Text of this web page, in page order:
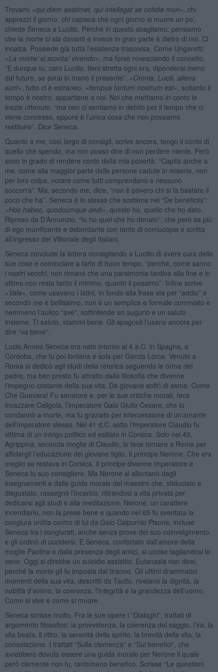
Trovami «qui diem aestimet, qui intellegat se cotidie mori» , chi
apprezzi il giorno, chi capisca che ogni giorno si muore un po’,
chiede Seneca a Lucilio. Perché in questo sbagliamo: pensiamo
che la morte ci sia davanti e invece in gran parte è dietro di noi. Ci
incalza. Possiede già tutta l’esistenza trascorsa. Come Ungaretti:
«La morte/ si sconta/ vivendo», ma forse rovesciando il concetto.
“E dunque tu, caro Lucilio, tieni stretta ogni ora, dipenderai meno
dal futuro, se avrai in mano il presente”. «Omnia, Lucili, aliena
sunt» , tutto ci è estraneo, «tempus tantum nostrum est» , soltanto il
tempo è nostro, appartiene a noi. Noi che mettiamo in conto le
inezie ottenute, “ma non ci sentiamo in debito per il tempo che ci
viene concesso, eppure è l’unica cosa che non possiamo
restituire”. Dice Seneca.
Quanto a me, così largo di consigli, scrive ancora, tengo il conto di
quello che spendo, ma non posso dire di non perdere niente. Però
sono in grado di rendere conto della mia povertà. “Capita anche a
me, come alla maggior parte delle persone cadute in miseria, non
per loro colpa, notare come tutti comprendano e nessuno
soccorra”. Ma, secondo me, dice, “non è povero chi si fa bastare il
poco che ha”. Seneca è lo stesso che sostiene nel “De beneficiis”:
«Hoc habeo, quodcumque dedi» , questo ho, quello che ho dato.
Ripreso da D’Annunzio, “Io ho quel che ho donato”, che però sa più
di ego munificente e debordante con tanto di cornucopia e scritta
all’ingresso del Vittoriale degli Italiani.
Seneca conclude la lettera consigliando a Lucilio di avere cura delle
sue cose e cominciare a farlo di buon tempo, “perché, come sanno
i nostri vecchi, non rimane che una parsimonia tardiva alla fine e in
ultimo non resta tanto il minimo, quanto il pessimo”. Infine scrive
«Vale», come usavano i latini. In fondo alla frase sta per “addio” e
secondo me è bellissimo, non è un semplice e formale commiato e
nemmeno l’aulico “ave”, sottintende un augurio e un saluto
insieme. Ti saluto, stammi bene. Gli spagnoli l’usano ancora per
dire “va bene”.
Lucio Anneo Seneca era nato intorno al 4 a.C. in Spagna, a
Cordoba, che fu poi lontana e sola per Garcia Lorca. Venuto a
Roma si dedicò agli studi della retorica seguendo le orme del
padre, ma ben presto fu attratto dalla filosofia che divenne
l’impegno costante della sua vita. Da giovane soffrì di asma. Come
Che Guevara! Fu senatore e, per le sue critiche morali, fece
incazzare Caligola, l’imperatore Gaio Giulio Cesare, che lo
condannò a morte, ma fu graziato per intercessione di un’amante
dell’imperatore stesso. Nel 41 d.C. sotto l’imperatore Claudio fu
vittima di un intrigo politico ed esiliato in Corsica. Solo nel 49,
Agrippina, seconda moglie di Claudio, lo fece tornare a Roma per
affidargli l’educazione del giovane figlio, il principe Nerone. Che era
meglio se restava in Corsica. Il principe divenne imperatore e
Seneca fu suo consigliere. Ma Nerone si allontanò dagli
insegnamenti e dalla guida morale del maestro che, sfiduciato e
disgustato, rassegnò l’incarico, ritirandosi a vita privata per
dedicarsi agli studi e alla meditazione. Nerone, un carattere
incendiario, non la prese bene e quando nel 65 fu sventata la
congiura ordita contro di lui da Gaio Calpurnio Pisone, incluse
Seneca tra i congiurati, anche senza prove del suo coinvolgimento,
e gli ordinò di uccidersi. E Seneca, confortato dall’amore della
moglie Paolina e dalla presenza degli amici, si uccise tagliandosi le
vene. Oggi si direbbe un suicidio assistito. Eutanasia non direi,
perché la morte gli fu imposta dal tiranno. Gli ultimi drammatici
momenti della sua vita, descritti da Tacito, rivelano la dignità, la
nobiltà d’animo, la coerenza, l’integrità e la grandezza dell’uomo.
Come si vive e come si muore.
Seneca scrisse molto. Fra le sue opere i “Dialoghi”, trattati di
argomento filosofico: la provvidenza, la coerenza del saggio, l’ira, la
vita beata, il ritiro, la serenità dello spirito, la brevità della vita, la
consolazione. I trattati “Sulla clemenza” e “Sui benefici”, che
avrebbero dovuto essere una guida morale per Nerone il quale
però clemente non fu, tantomeno benefico. Scrisse “Le questioni